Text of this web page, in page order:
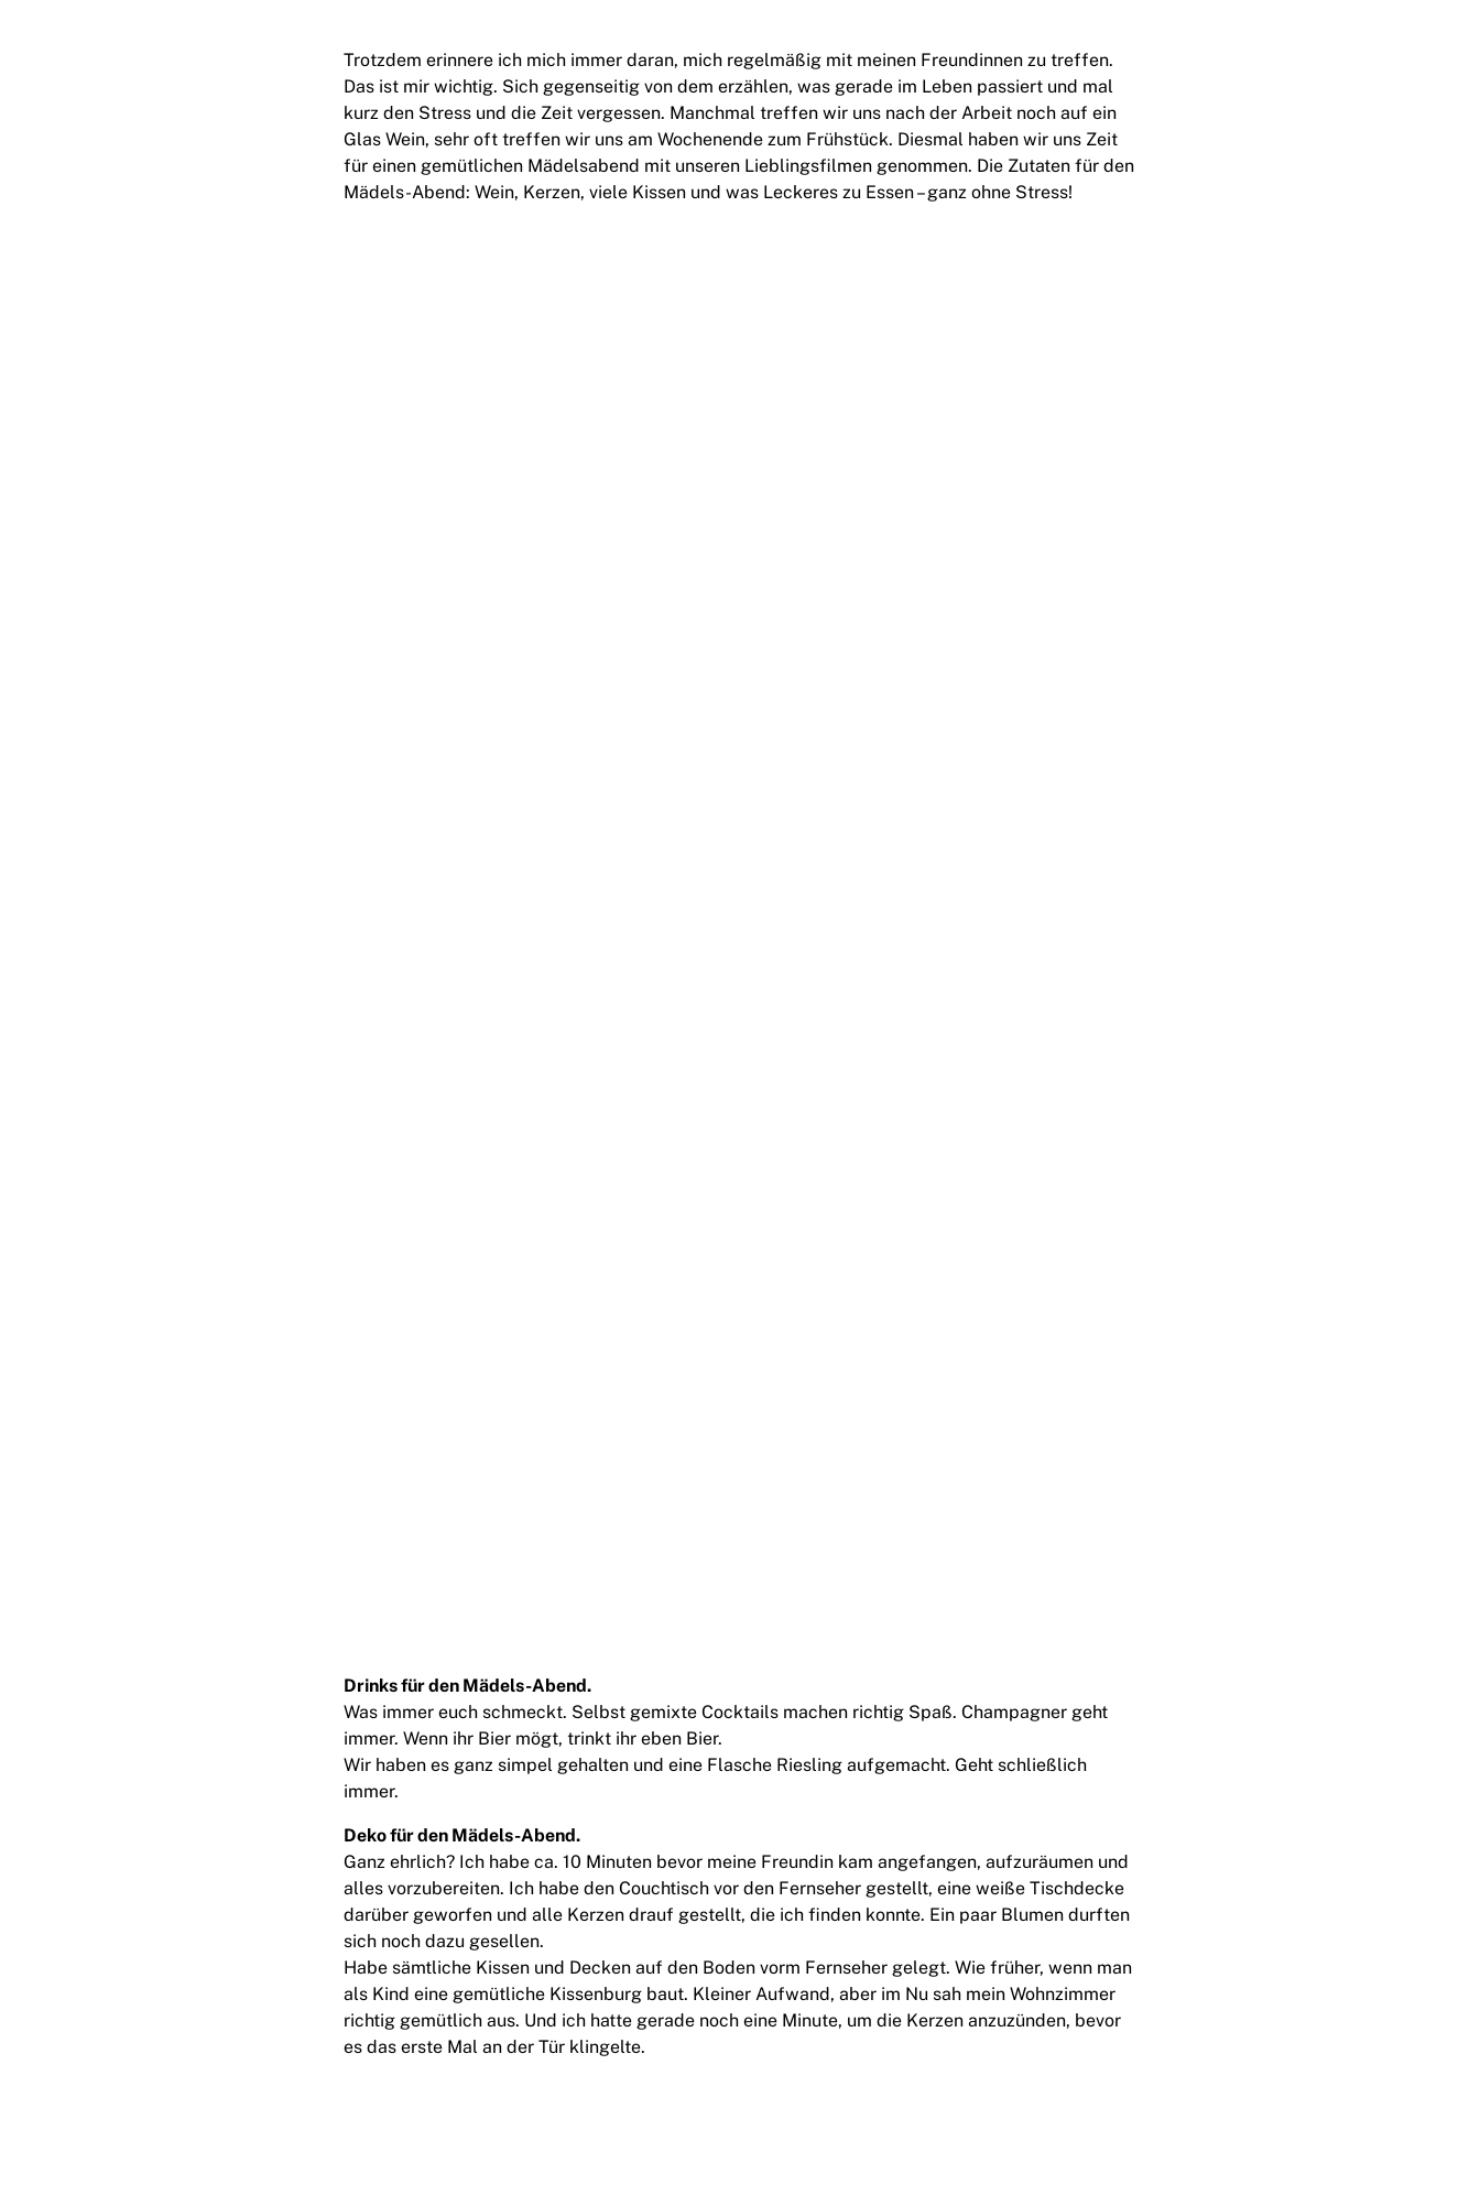
Trotzdem erinnere ich mich immer daran, mich regelmäßig mit meinen Freundinnen zu treffen.
Das ist mir wichtig. Sich gegenseitig von dem erzählen, was gerade im Leben passiert und mal
kurz den Stress und die Zeit vergessen. Manchmal treffen wir uns nach der Arbeit noch auf ein
Glas Wein, sehr oft treffen wir uns am Wochenende zum Frühstück. Diesmal haben wir uns Zeit
für einen gemütlichen Mädelsabend mit unseren Lieblingsfilmen genommen. Die Zutaten für den
Mädels-Abend: Wein, Kerzen, viele Kissen und was Leckeres zu Essen – ganz ohne Stress!
Drinks für den Mädels-Abend.
Was immer euch schmeckt. Selbst gemixte Cocktails machen richtig Spaß. Champagner geht
immer. Wenn ihr Bier mögt, trinkt ihr eben Bier.
Wir haben es ganz simpel gehalten und eine Flasche Riesling aufgemacht. Geht schließlich
immer.
Deko für den Mädels-Abend.
Ganz ehrlich? Ich habe ca. 10 Minuten bevor meine Freundin kam angefangen, aufzuräumen und
alles vorzubereiten. Ich habe den Couchtisch vor den Fernseher gestellt, eine weiße Tischdecke
darüber geworfen und alle Kerzen drauf gestellt, die ich finden konnte. Ein paar Blumen durften
sich noch dazu gesellen.
Habe sämtliche Kissen und Decken auf den Boden vorm Fernseher gelegt. Wie früher, wenn man
als Kind eine gemütliche Kissenburg baut. Kleiner Aufwand, aber im Nu sah mein Wohnzimmer
richtig gemütlich aus. Und ich hatte gerade noch eine Minute, um die Kerzen anzuzünden, bevor
es das erste Mal an der Tür klingelte.